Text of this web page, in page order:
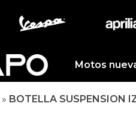
Motos
» BOTELLA SUSPENSION